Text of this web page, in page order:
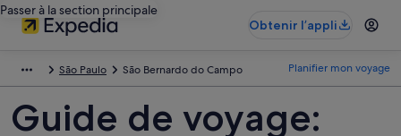
Passer à la section principale
Obtenir l’appli
São Paulo São Bernardo do Campo Planifier mon voyage
Guide de voyage: